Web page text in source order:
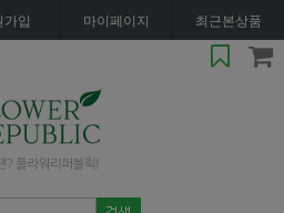
가입 마이페이지 최근본상품